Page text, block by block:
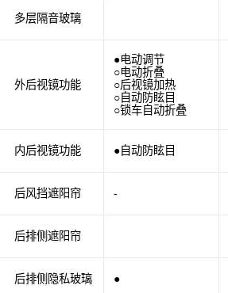
多层隔音玻璃
外后视镜功能
内后视镜功能
后风挡遮阳帘
后排侧遮阳帘
后排侧隐私玻璃
●电动调节
○电动折叠
○后视镜加热
○自动防眩目
○锁车自动折叠
●自动防眩目
-
●